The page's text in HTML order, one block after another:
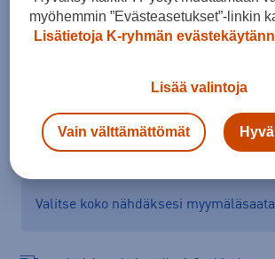
Lisää ostoskoriin
Tarkista saatavuus ja tilaa myymälästä
Verkkokauppa: SaatavillaMyymälät:
Valitse koko nähdäksesi
myöhemmin ”Evästeasetukset”-linkin
Lisätietoja K-ryhmän
Lisää valintoja
Vain välttämättömät